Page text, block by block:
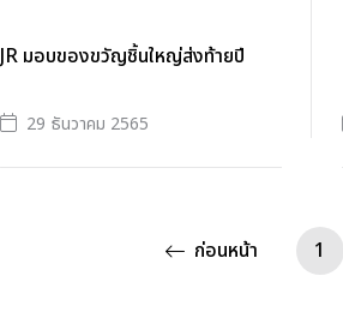
JR มอบของขวัญชิ้นใหญ่ส่งท้ายปี
29 ธันวาคม 2565
ก่อนหน้า 1